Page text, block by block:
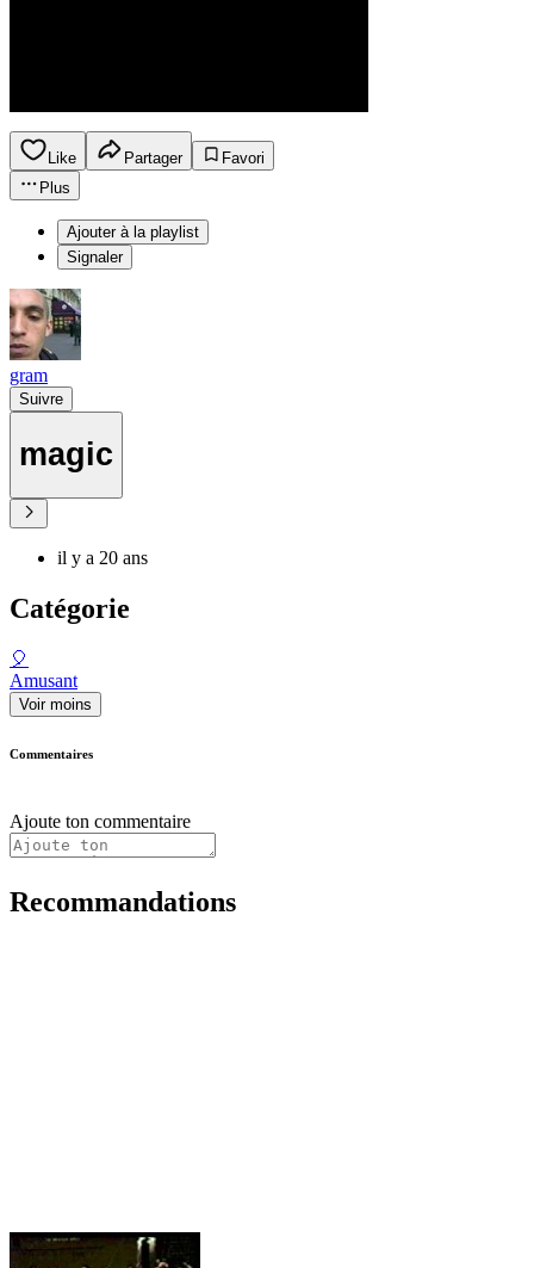
Like Partager
Favori
Plus
Ajouter à la playlist
Signaler
gram
Suivre
magic
il y a 20 ans
Catégorie
🎈
Amusant
Voir moins
Commentaires
Ajoute ton commentaire
Recommandations